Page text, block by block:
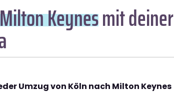
Milton Keynesmit deiner
Umzug von Köln nach Milton Keynes